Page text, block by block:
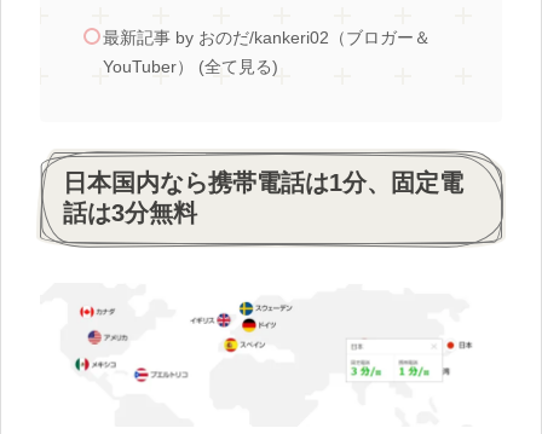
最新記事 by おのだ/kankeri02（ブロガー＆
YouTuber） (全て見る)
日本国内なら携帯電話は1分、固定電
話は3分無料